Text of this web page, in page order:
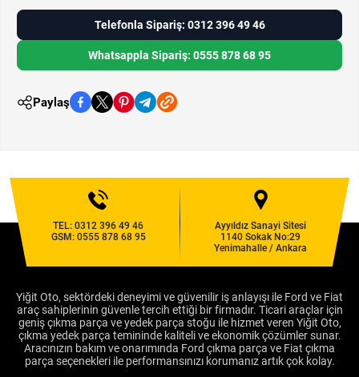
Telefonla Sipariş: 0312 396 49 46
Whatsappla Sipariş: 0555 878 68 95
Paylaş
TEL:0312 396 49 46
GSM: 0555 878 68 95
Ayyıldız Sanayi Sitesi
1140 Sokak No:29
Yenimahalle / Ankara
Yiğit Oto, sektördeki deneyimi ve güvenilir iş anlayışı ile Ford ve Fiat
araç sahiplerinin güvenle tercih ettiği bir firmadır. Ticari araçlar için
geniş çıkma parça ve yedek parça stoğu ile hizmet veren Yiğit Oto,
çıkma yedek parça temininde kaliteli ve ekonomik çözümler sunar.
Aracınızın bakım ve onarımında Ford çıkma parça ve Fiat çıkma
parça seçenekleri ile performansınızı korumanız artık çok kolay.